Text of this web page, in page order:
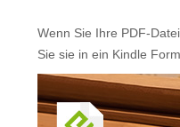
Wenn Sie Ihre PDF-
Sie sie in ein Kindle